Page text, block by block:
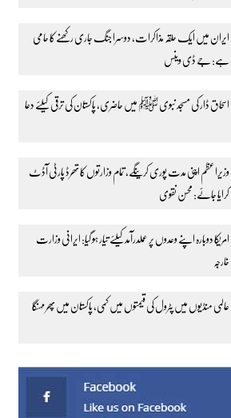
ایران میں ایک حلقہ مذاکرات، دوسرا جنگ جاری رکھنے کا حامی
ہے: جے ڈی وینس
اسحاق ڈار کی مسجد نبوی ﷺ میں حاضری، پاکستان کی ترقی کیلئے دعا
وزیراعظم اپنی مدت پوری کرینگے، تمام وزارتوں کا تھرڈ پارٹی آڈٹ
کرایا جائے: محسن نقوی
امریکا دوبارہ اپنے وعدوں پر عملدرآمد کیلئے تیار ہو گیا: ایرانی وزارت
خارجہ
عالمی منڈیوں میں پٹرول کی قیمتوں میں کمی، پاکستان میں پھر مہنگا